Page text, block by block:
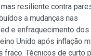
resiliente contra
a mudanças nas
e enfraquecimento dos
Unido após inflação
fraco. Técnicos de curto